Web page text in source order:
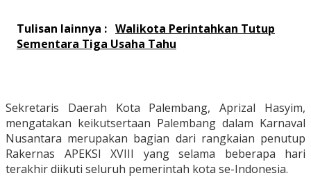
Tulisan lainnya : Walikota Perintahkan Tutup
Sementara Tiga Usaha Tahu
Sekretaris Daerah Kota Palembang, Aprizal Hasyim,
mengatakan keikutsertaan Palembang dalam Karnaval
Nusantara merupakan bagian dari rangkaian penutup
Rakernas APEKSI XVIII yang selama beberapa hari
terakhir diikuti seluruh pemerintah kota se-Indonesia.